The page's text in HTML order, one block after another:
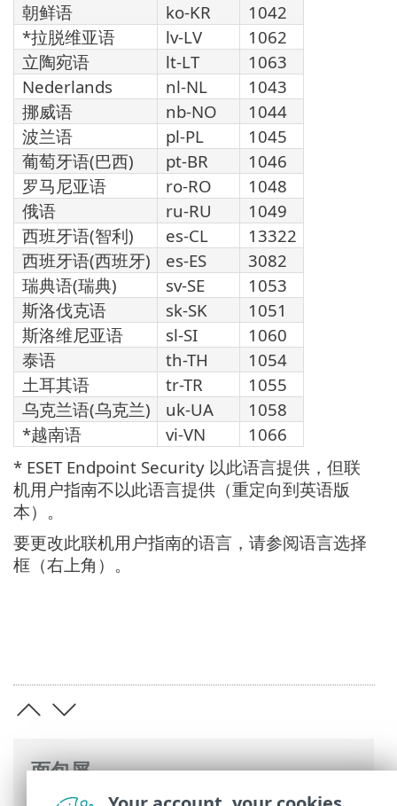
面包屑
朝鲜语
ko-KR
1042
*拉脱维亚语
lv-LV
1062
立陶宛语
lt-LT
1063
Nederlands
nl-NL
1043
挪威语
nb-NO
1044
波兰语
pl-PL
1045
葡萄牙语(巴西)
pt-BR
1046
罗马尼亚语
ro-RO
1048
俄语
ru-RU
1049
西班牙语(智利)
es-CL
13322
西班牙语(西班牙)
es-ES
3082
瑞典语(瑞典)
sv-SE
1053
斯洛伐克语
sk-SK
1051
斯洛维尼亚语
sl-SI
1060
泰语
th-TH
1054
土耳其语
tr-TR
1055
乌克兰语(乌克兰)
uk-UA
1058
*越南语
vi-VN
1066
* ESET Endpoint Security 以此语言提供，但联
机用户指南不以此语言提供（重定向到英语版
本）。
要更改此联机用户指南的语言，请参阅语言选择
框（右上角）。